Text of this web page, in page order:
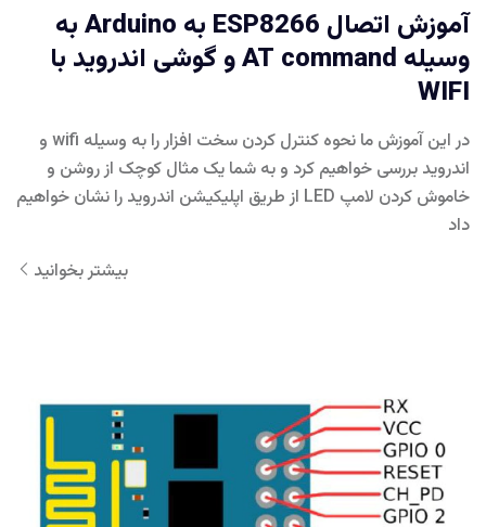
آموزش اتصال ESP8266 به Arduino به
وسیله AT command و گوشی اندروید با
WIFI
در این آموزش ما نحوه کنترل کردن سخت افزار را به وسیله wifi و
اندروید بررسی خواهیم کرد و به شما یک مثال کوچک از روشن و
خاموش کردن لامپ LED از طریق اپلیکیشن اندروید را نشان خواهیم
داد
بیشتر بخوانید